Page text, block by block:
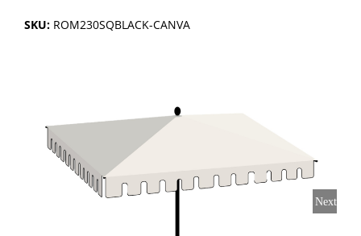
Horeca parasols
Muurparasols
SKU: ROM230SQBLACK-CANVA
Next